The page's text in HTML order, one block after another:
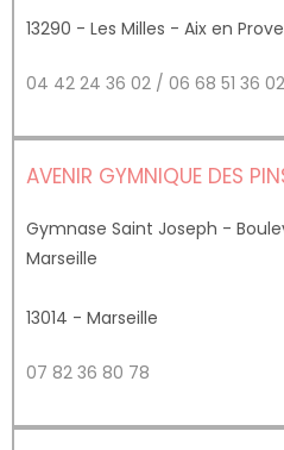
13290 - Les Milles - Aix en
04 42 24 36 02 / 06 68 51 36 02
AVENIR GYMNIQUE DES
Gymnase Saint Joseph -
Marseille
13014 - Marseille
07 82 36 80 78